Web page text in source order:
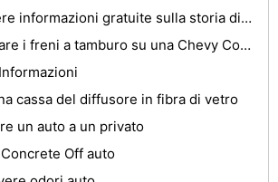
Come ottenere informazioni gratuite sulla storia di un veicolo
Come cambiare i freni a tamburo su una Chevy Cobalt
cassa del diffusore in fibra di vetro
un auto a un privato
Off auto